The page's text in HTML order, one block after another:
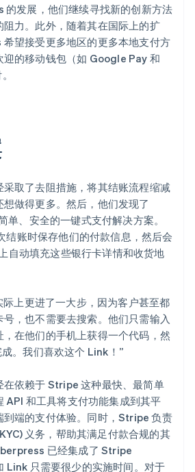
发展，他们继续寻找新的创新方法
力。此外，随着其在国际上的扩
望接受更多地区的更多本地支付方
迎的移动钱包（如 Google Pay 和
取了去阻措施，将其结账流程缩减
做得更多。然后，他们发现了
单、安全的一键式支付解决方案。
结账时保存他们的付款信息，然后会
自动填充这些银行卡详情和收货地
上更进了一大步，因为客户甚至都
，也不需要去搜索。他们只需输入
在他们的手机上获得一个代码，然
成。我们喜欢这个 Link！”
依赖于 Stripe 这种最快、最简单
API 和工具将支付功能集成到其平
到端的支付体验。同时，Stripe 负责
义务，帮助其满足付款合规的其
已经集成了 Stripe
Link 只需要很少的实施时间。对于